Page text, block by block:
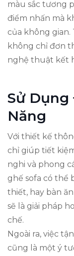
màu sắc tương
điểm nhấn mà
của không gian.
không chỉ đơn
nghệ thuật kết
Sử
Năng
Với thiết kế
chỉ giúp tiết
nghi và phong
ghế sofa có thể
thiết, hay bàn
sẽ là giải pháp
chế.
Ngoài ra, việc
cũng là một ý